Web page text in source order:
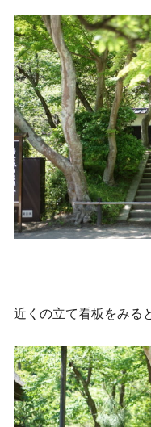
近くの立て看板をみる